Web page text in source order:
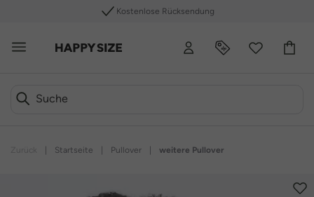
Kostenlose Rücksendung
Startseite Pullover weitere Pullover